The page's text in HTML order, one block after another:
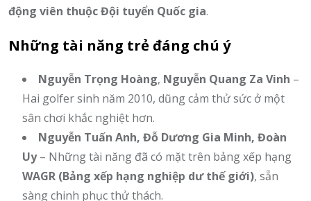
động viên thuộc Đội tuyển Quốc gia.
Những tài năng trẻ đáng chú ý
Nguyễn Trọng Hoàng, Nguyễn Quang Za Vinh –
Hai golfer sinh năm 2010, dũng cảm thử sức ở một
sân chơi khắc nghiệt hơn.
Nguyễn Tuấn Anh, Đỗ Dương Gia Minh, Đoàn
Uy– Những tài năng đã có mặt trên bảng xếp hạng
WAGR (Bảng xếp hạng nghiệp dư thế giới), sẵn
sàng chinh phục thử thách.